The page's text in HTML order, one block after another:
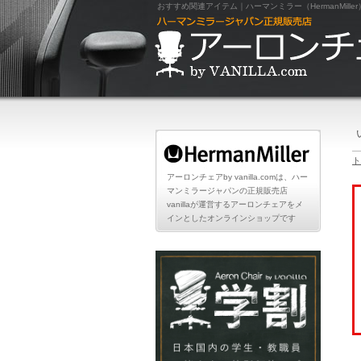
おすすめ関連アイテム｜ハーマンミラー（
アーロンチェアby vanilla.comは、ハー
マンミラージャパンの正規販売店
vanillaが運営するアーロンチェアをメ
インとしたオンラインショップです